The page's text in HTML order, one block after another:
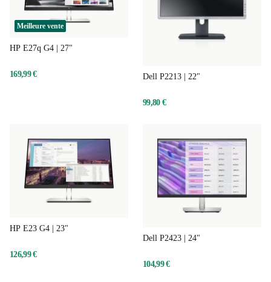
Meilleure vente
HP E27q G4 | 27"
169,99 € Dell P2213 | 22"
99,80 €
HP E23 G4 | 23"
126,99 €
Dell P2423 | 24"
104,99 €